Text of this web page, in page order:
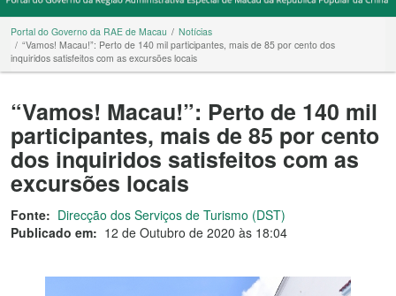
Portal do Governo da RAE de Macau
Notícias
“Vamos! Macau!”: Perto de 140 mil participantes, mais de 85 por cento dos
inquiridos satisfeitos com as excursões locais
“Vamos! Macau!”: Perto de 140 mil
participantes, mais de 85 por cento
dos inquiridos satisfeitos com as
excursões locais
Fonte: Direcção dos Serviços de Turismo (DST)
Publicado em: 12 de Outubro de 2020 às 18:04